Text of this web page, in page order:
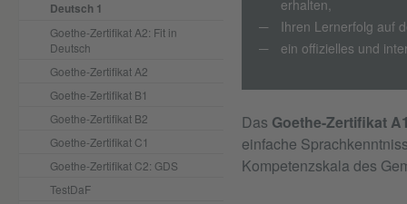
Deutsch 1
Goethe-Zertifikat A2: Fit in
Deutsch
Goethe-Zertifikat A2
Goethe-Zertifikat B1
Goethe-Zertifikat B2
Goethe-Zertifikat C1
Goethe-Zertifikat C2: GDS
TestDaF
erhalten,
Ihren Lernerfolg auf
ein offizielles und
Das Goethe-Zertifikat
einfache
Kompetenzskala des